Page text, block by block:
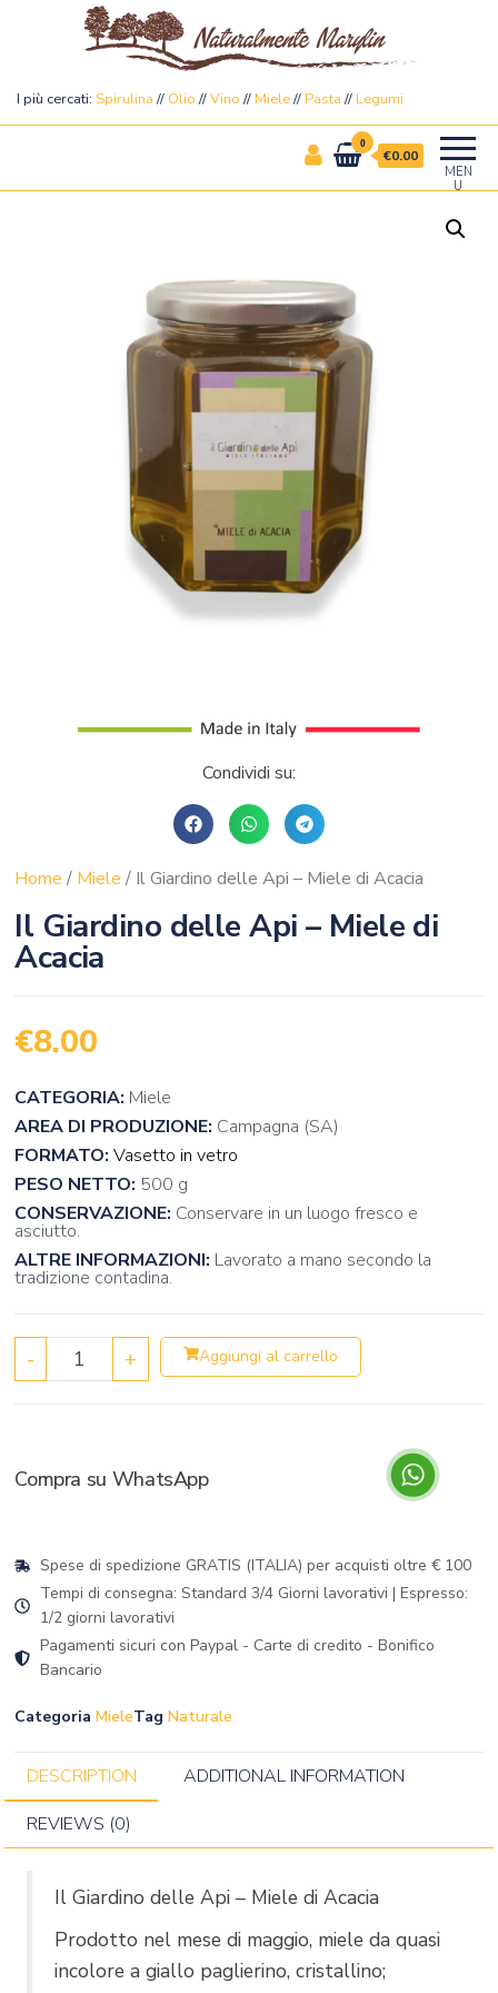
Naturalmente Marylin
I più cercati: Spirulina // Olio //Vino // Miele// Pasta // Legumi
MEN
U
0
€0.00
Condividi su:
Home / Miele / Il Giardino delle Api – Miele di Acacia
Il Giardino delle Api – Miele di
Acacia
€8.00
CATEGORIA: Miele
AREA DI PRODUZIONE: Campagna (SA)
FORMATO:Vasetto in vetro
PESO NETTO: 500 g
CONSERVAZIONE: Conservare in un luogo fresco e
asciutto.
ALTRE INFORMAZIONI: Lavorato a mano secondo la
tradizione contadina.
- + Aggiungi al carrello
Compra su WhatsApp
Spese di spedizione GRATIS (ITALIA) per acquisti oltre € 100
Tempi di consegna: Standard 3/4 Giorni lavorativi | Espresso:
1/2 giorni lavorativi
Pagamenti sicuri con Paypal - Carte di credito - Bonifico
Bancario
Categoria MieleTag Naturale
DESCRIPTION
ADDITIONAL INFORMATION
REVIEWS (0)
Il Giardino delle Api – Miele di Acacia
Prodotto nel mese di maggio, miele da quasi
incolore a giallo paglierino, cristallino;